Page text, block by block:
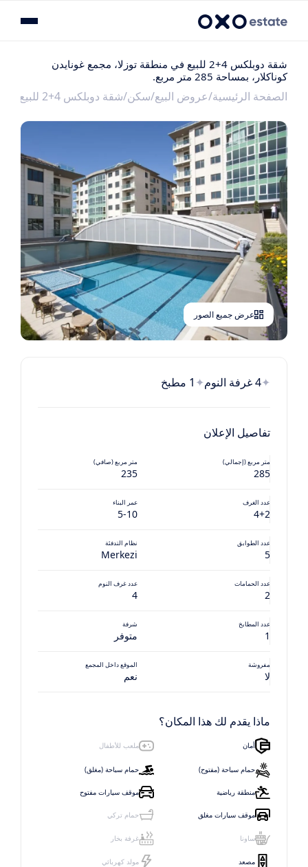
شقة دوبلكس 4+2 للبيع في منطقة توزلا، مجمع غونايدن
كوناكلار، بمساحة 285 متر مربع.
الصفحة الرئيسية عروض البيع سكن شقة دوبلكس 4+2 للبيع في منطقة توزلا، مجمع غونايدن كوناكلار، بمساحة 285 متر مربع.
عرض جميع الصور
4 غرفة النوم 1 مطبخ
تفاصيل الإعلان
متر مربع (إجمالي)
285
متر مربع (صافي)
235
عدد الغرف
4+2
عمر البناء
5-10
عدد الطوابق
5
نظام التدفئة
Merkezi
عدد الحمامات
2
عدد غرف النوم
4
عدد المطابخ
1
شرفة
متوفر
مفروشة
لا
الموقع داخل المجمع
نعم
ماذا يقدم لك هذا المكان؟
أمان ملعب للأطفال
حمام سباحة (مفتوح) حمام سباحة (مغلق)
منطقة رياضية موقف سيارات مفتوح
موقف سيارات مغلق حمام تركي
ساونا غرفة بخار
مصعد مولد كهربائي